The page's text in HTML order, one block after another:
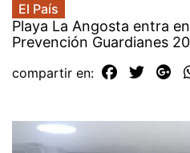
El País
Playa La Angosta entra
Prevención Guardianes
compartir en: